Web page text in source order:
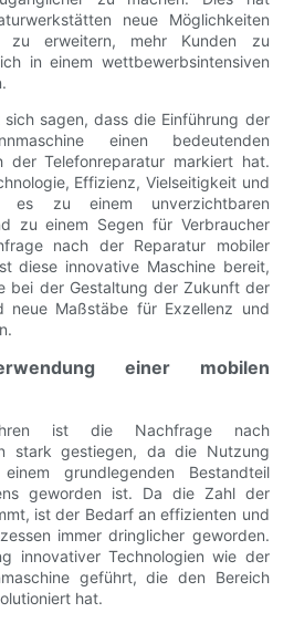
neue Möglichkeiten
zu erweitern, mehr Kunden zu
in einem wettbewerbsintensiven
sagen, dass die Einführung der
einen bedeutenden
der Telefonreparatur markiert hat.
Effizienz, Vielseitigkeit und
es zu einem unverzichtbaren
zu einem Segen für Verbraucher
nach der Reparatur mobiler
diese innovative Maschine bereit,
bei der Gestaltung der Zukunft der
neue Maßstäbe für Exzellenz und
einer mobilen
ist die Nachfrage nach
stark gestiegen, da die Nutzung
grundlegenden Bestandteil
geworden ist. Da die Zahl der
ist der Bedarf an effizienten und
immer dringlicher geworden.
innovativer Technologien wie der
geführt, die den Bereich
hat.